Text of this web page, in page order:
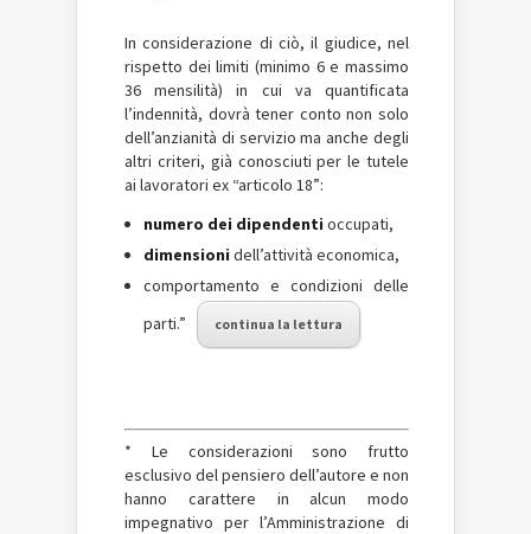
In considerazione di ciò, il giudice, nel
rispetto dei limiti (minimo 6 e massimo
36 mensilità) in cui va quantificata
l’indennità, dovrà tener conto non solo
dell’anzianità di servizio ma anche degli
altri criteri, già conosciuti per le tutele
ai lavoratori ex “articolo 18”:
numero dei dipendenti occupati,
dimensioni dell’attività economica,
comportamento e condizioni delle
parti.”
continua la lettura
* Le considerazioni sono frutto
esclusivo del pensiero dell’autore e non
hanno carattere in alcun modo
impegnativo per l’Amministrazione di